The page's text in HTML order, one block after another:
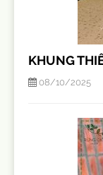
KHUNG
08/10/2025